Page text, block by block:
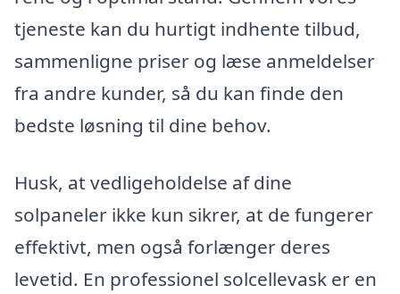
tjeneste kan du hurtigt indhente tilbud,
sammenligne priser og læse anmeldelser
fra andre kunder, så du kan finde den
bedste løsning til dine behov.
Husk, at vedligeholdelse af dine
solpaneler ikke kun sikrer, at de fungerer
effektivt, men også forlænger deres
levetid. En professionel solcellevask er en